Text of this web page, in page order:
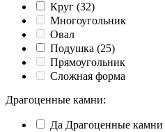
Круг (32)
Многоугольник
Овал
Подушка (25)
Прямоугольник
Сложная форма
Драгоценные камни:
Да Драгоценные камни